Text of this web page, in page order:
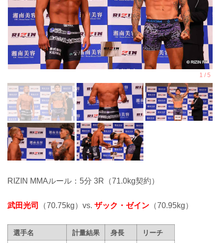
RIZIN MMAルール：5分 3R（71.0kg契約）
武田光司 （70.75kg）vs. ザック・ゼイン （70.95kg）
選手名 計量結果 身長
リーチ